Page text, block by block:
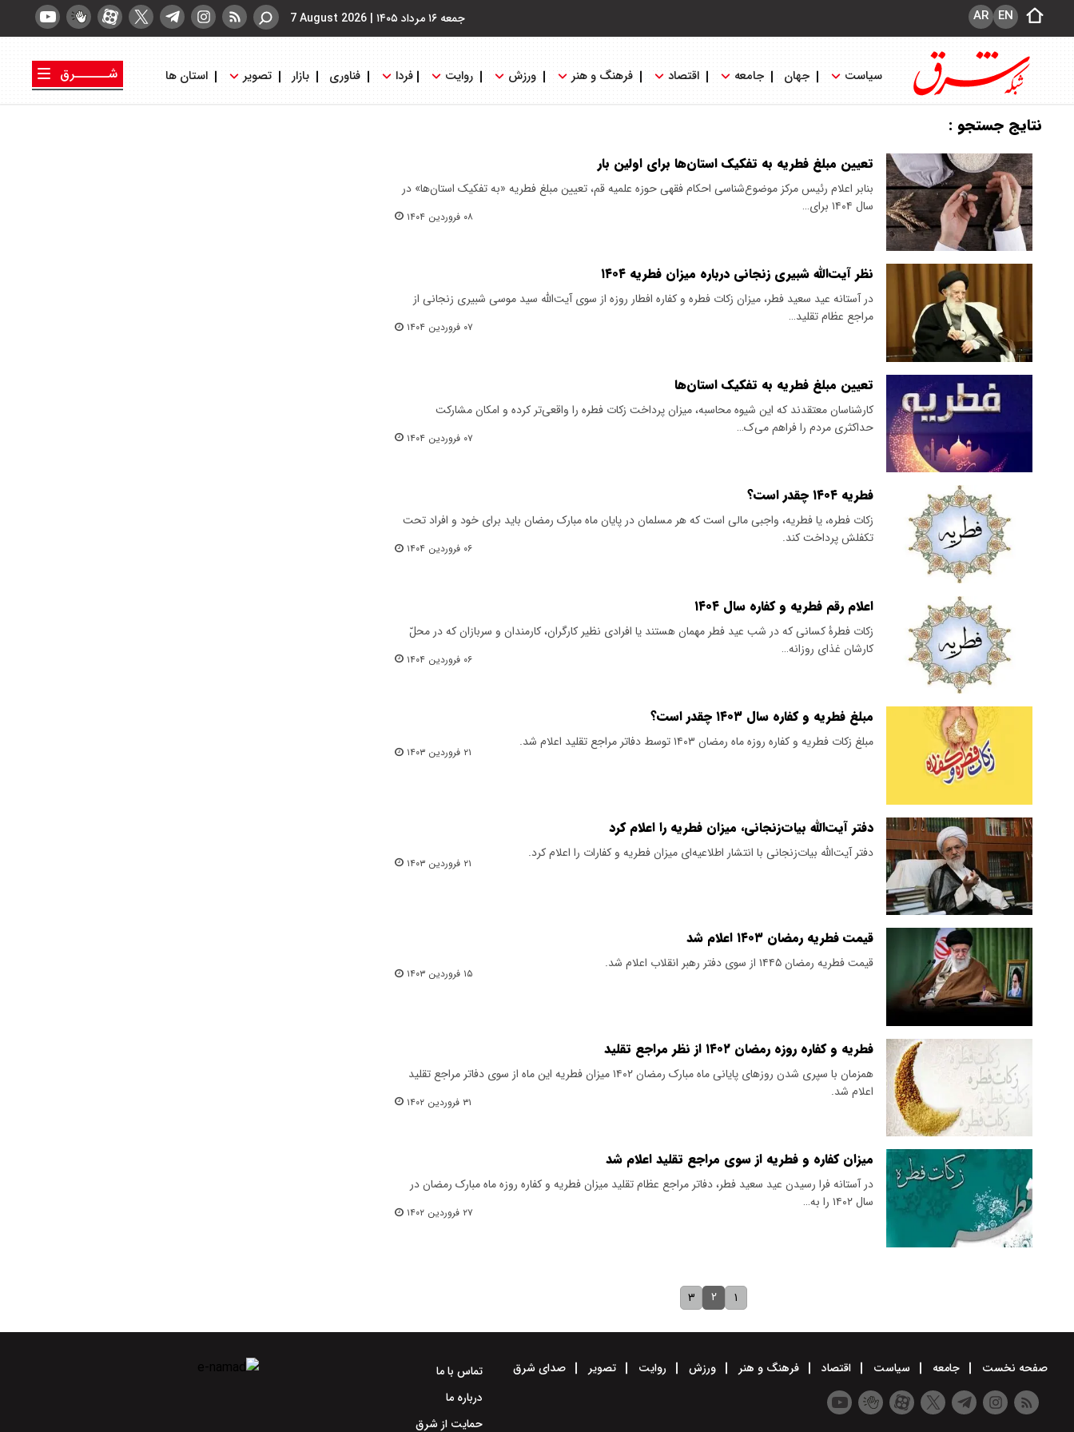
جمعه ۱۶ مرداد ۱۴۰۵ |
7 August 2026 EN
AR
سیاست جهان جامعه اقتصاد فرهنگ و هنر ورزش روایت فردا فناوری بازار تصویر استان ها
شــــــرق
نتایج جستجو :
تعیین مبلغ فطریه به تفکیک استان‌ها برای اولین بار
بنابر اعلام رئیس مرکز موضوع‌شناسی احکام فقهی حوزه علمیه قم، تعیین مبلغ فطریه «به تفکیک استان‌ها» در
سال ۱۴۰۴ برای…
۰۸ فروردین ۱۴۰۴
نظر آیت‌الله شبیری زنجانی درباره میزان فطریه ۱۴۰۴
در آستانه عید سعید فطر، میزان زکات فطره و کفاره افطار روزه از سوی آیت‌الله سید موسی شبیری زنجانی از
مراجع عظام تقلید…
۰۷ فروردین ۱۴۰۴
تعیین مبلغ فطریه به تفکیک استان‌ها
کارشناسان معتقدند که این شیوه محاسبه، میزان پرداخت زکات فطره را واقعی‌تر کرده و امکان مشارکت
حداکثری مردم را فراهم می‌ک…
۰۷ فروردین ۱۴۰۴
فطریه ۱۴۰۴ چقدر است؟
زکات فطره، یا فطریه، واجبی مالی است که هر مسلمان در پایان ماه مبارک رمضان باید برای خود و افراد تحت
تکفلش پرداخت کند.
۰۶ فروردین ۱۴۰۴
اعلام رقم فطریه و کفاره سال ۱۴۰۴
زکات فطرۀ کسانی که در شب عید فطر مهمان هستند یا افرادی نظیر کارگران، کارمندان و سربازان که در محلّ
کارشان غذای روزانه…
۰۶ فروردین ۱۴۰۴
مبلغ فطریه و کفاره سال ۱۴۰۳ چقدر است؟
مبلغ زکات فطریه و کفاره روزه ماه رمضان ۱۴۰۳ توسط دفاتر مراجع تقلید اعلام شد.
۲۱ فروردین ۱۴۰۳
دفتر آیت‌الله بیات‌زنجانی، میزان فطریه را اعلام کرد
دفتر آیت‌الله بیات‌زنجانی با انتشار اطلاعیه‌ای میزان فطریه و کفارات را اعلام کرد.
۲۱ فروردین ۱۴۰۳
قیمت فطریه رمضان ۱۴۰۳ اعلام شد
قیمت فطریه رمضان ۱۴۴۵ از سوی دفتر رهبر انقلاب اعلام شد.
۱۵ فروردین ۱۴۰۳
فطریه و کفاره روزه رمضان ۱۴۰۲ از نظر مراجع تقلید
​همزمان با سپری شدن روزهای پایانی ماه مبارک رمضان ۱۴۰۲ میزان فطریه این ماه از سوی دفاتر مراجع تقلید
اعلام شد.
۳۱ فروردین ۱۴۰۲
میزان کفاره و فطریه از سوی مراجع تقلید اعلام شد
در آستانه فرا رسیدن عید سعید فطر، دفاتر مراجع عظام تقلید میزان فطریه و کفاره روزه ماه مبارک رمضان در
سال ۱۴۰۲ را به…
۲۷ فروردین ۱۴۰۲
۱ ۲ ۳
صفحه نخست جامعه سیاست اقتصاد فرهنگ و هنر ورزش روایت تصویر صدای شرق
تماس با ما
درباره ما
حمایت از شرق